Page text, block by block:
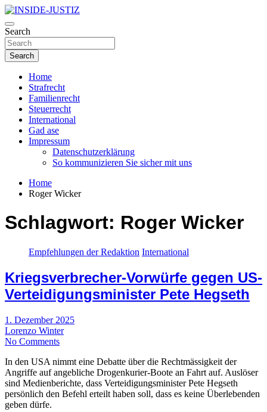
Skip
to
content
INSIDE-JUSTIZ
Investigativer Journalismus zur Dritten Gewalt
Search
Search
Home
Strafrecht
Familienrecht
Steuerrecht
International
Gad ase
Impressum
Datenschutzerklärung
So kommunizieren Sie sicher mit uns
Home
Roger Wicker
Schlagwort: Roger Wicker
Empfehlungen der Redaktion International
Kriegsverbrecher-Vorwürfe gegen US-
Verteidigungsminister Pete Hegseth
1. Dezember 2025
Lorenzo Winter
No Comments
In den USA nimmt eine Debatte über die Rechtmässigkeit der
Angriffe auf angebliche Drogenkurier-Boote an Fahrt auf. Auslöser
sind Medienberichte, dass Verteidigungsminister Pete Hegseth
persönlich den Befehl erteilt haben soll, dass es keine Überlebenden
geben dürfe.